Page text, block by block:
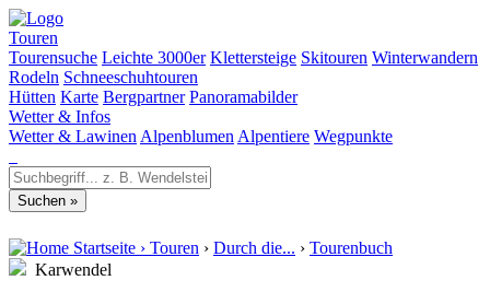
Touren
Tourensuche Leichte 3000er Klettersteige Skitouren Winterwandern
Rodeln Schneeschuhtouren
Hütten Karte Bergpartner Panoramabilder
Wetter & Infos
Wetter & Lawinen Alpenblumen Alpentiere Wegpunkte
Startseite › Touren › Durch die... › Tourenbuch
Karwendel